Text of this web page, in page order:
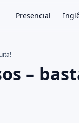
Presencial
–